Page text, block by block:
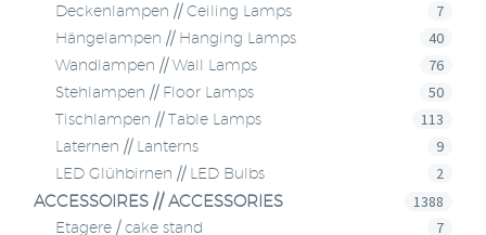
Deckenlampen // Ceiling Lamps 7
Hängelampen // Hanging Lamps 40
Wandlampen // Wall Lamps 76
Stehlampen // Floor Lamps 50
Tischlampen // Table Lamps 113
Laternen // Lanterns 9
LED Glühbirnen // LED Bulbs 2
ACCESSOIRES // ACCESSORIES 1388
Etagere / cake stand 7